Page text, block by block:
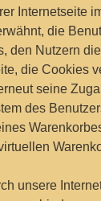
Internetseite
die
den Nutzern
die Cookies
seine
des
unsere